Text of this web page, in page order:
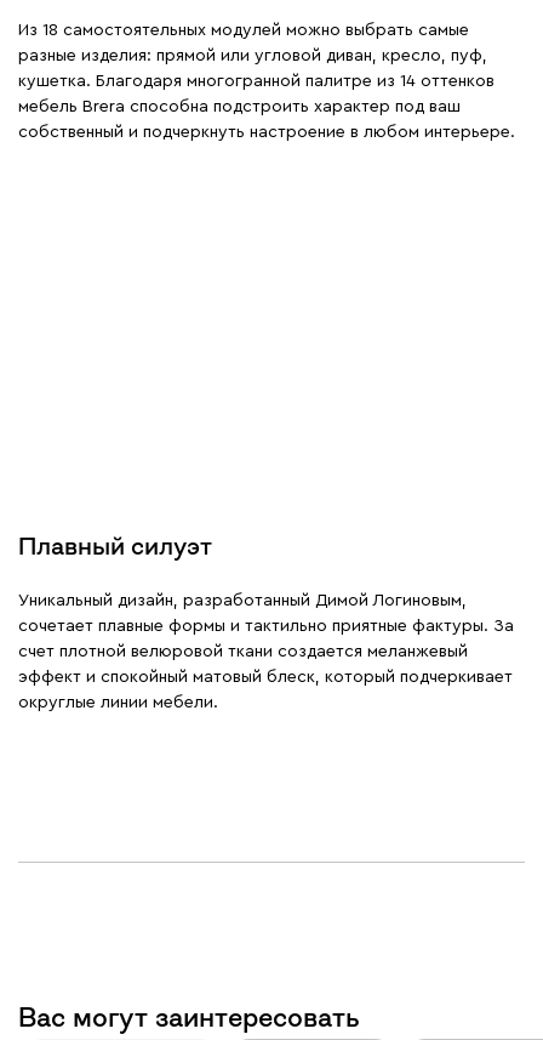
Из 18 самостоятельных модулей можно выбрать самые
разные изделия: прямой или угловой диван, кресло, пуф,
кушетка. Благодаря многогранной палитре из 14 оттенков
мебель Brera способна подстроить характер под ваш
собственный и подчеркнуть настроение в любом интерьере.
Плавный силуэт
Уникальный дизайн, разработанный Димой Логиновым,
сочетает плавные формы и тактильно приятные фактуры. За
счет плотной велюровой ткани создается меланжевый
эффект и спокойный матовый блеск, который подчеркивает
округлые линии мебели.
Вас могут заинтересовать